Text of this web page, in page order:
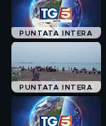
PUNTATA INTERA
PUNTATA INTERA